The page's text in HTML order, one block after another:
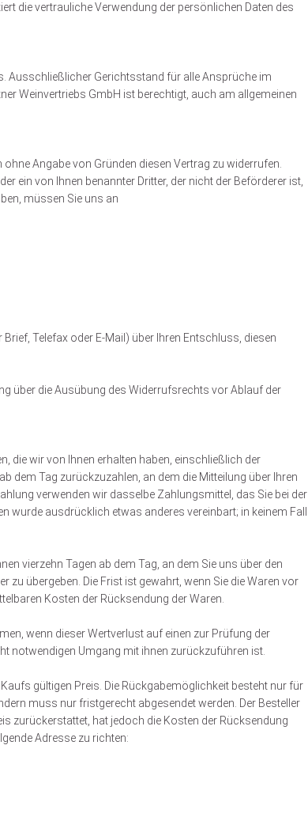
die vertrauliche Verwendung der persönlichen Daten des
Ausschließlicher Gerichtsstand für alle Ansprüche im
Weinvertriebs GmbH ist berechtigt, auch am allgemeinen
Angabe von Gründen diesen Vertrag zu widerrufen.
ein von Ihnen benannter Dritter, der nicht der Beförderer ist,
müssen Sie uns an
Telefax oder E-Mail) über Ihren Entschluss, diesen
über die Ausübung des Widerrufsrechts vor Ablauf der
die wir von Ihnen erhalten haben, einschließlich der
dem Tag zurückzuzahlen, an dem die Mitteilung über Ihren
verwenden wir dasselbe Zahlungsmittel, das Sie bei der
wurde ausdrücklich etwas anderes vereinbart; in keinem Fall
vierzehn Tagen ab dem Tag, an dem Sie uns über den
übergeben. Die Frist ist gewahrt, wenn Sie die Waren vor
Kosten der Rücksendung der Waren.
wenn dieser Wertverlust auf einen zur Prüfung der
notwendigen Umgang mit ihnen zurückzuführen ist.
gültigen Preis. Die Rückgabemöglichkeit besteht nur für
muss nur fristgerecht abgesendet werden. Der Besteller
zurückerstattet, hat jedoch die Kosten der Rücksendung
Adresse zu richten: